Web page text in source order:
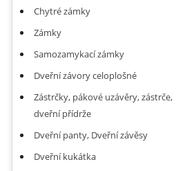
Chytré zámky
Zámky
Samozamykací zámky
Dveřní závory celoplošné
Zástrčky, pákové uzávěry, zástrče,
dveřní přídrže
Dveřní panty, Dveřní závěsy
Dveřní kukátka